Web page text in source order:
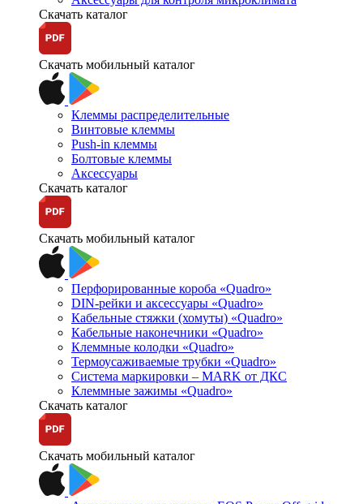
Скачать каталог
Скачать мобильный каталог
Клеммы распределительные
Винтовые клеммы
Push-in клеммы
Болтовые клеммы
Аксессуары
Скачать каталог
Скачать мобильный каталог
Перфорированные короба «Quadro»
DIN-рейки и аксессуары «Quadro»
Кабельные стяжки (хомуты) «Quadro»
Кабельные наконечники «Quadro»
Клеммные колодки «Quadro»
Термоусаживаемые трубки «Quadro»
Система маркировки – MARK от ДКС
Клеммные зажимы «Quadro»
Скачать каталог
Скачать мобильный каталог